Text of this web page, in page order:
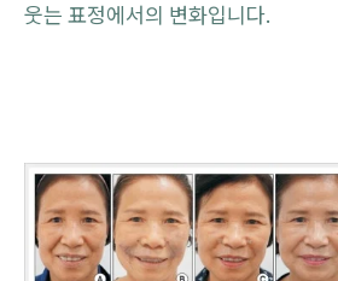
웃는 표정에서의 변화입니다.